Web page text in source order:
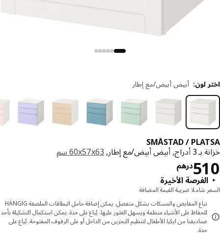
SMÅSTAD /
أبيض/مع إطار,
‎60x57x63 سم‏
درهمالسعر درهم 510
الفرصة الأخيرة
شاملا ضريبة القيمة المضافة
تباع المقابض والمسكات بشكل منفصل. يمكن إضافة حامل البطاقات الملصقة HÄNGIG
للحفاظ على الأشياء منظمة ويسهل العثور عليها. يُباع على حدة. يمكن استكمال التشكيلة بأحد
صناديقنا من ايكيا الأطفال لتنظيم التخزين من الداخل أو على الرفوف المفتوحة. يُباع على
لون: أبيض أبيض/مع إطار